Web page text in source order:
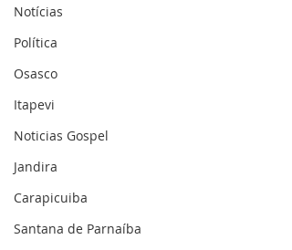
Notícias
Política
Osasco
Itapevi
Noticias Gospel
Jandira
Carapicuiba
Santana de Parnaíba